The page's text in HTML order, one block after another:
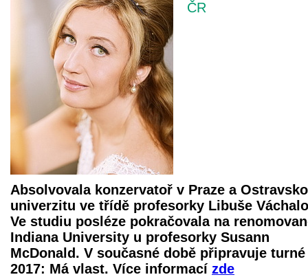
ČR
Absolvovala konzervatoř v Praze a
univerzitu ve třídě profesorky Libuše
Ve studiu posléze pokračovala na
Indiana University u profesorky Susann
McDonald. V současné době připravuje turné
2017: Má vlast. Více informací zde